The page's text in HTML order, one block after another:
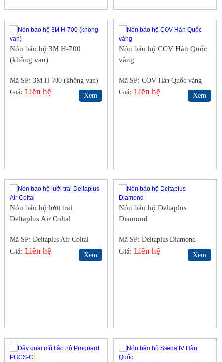
Nón bảo hộ 3M H-700
(không van)
Mã SP: 3M H-700 (không van)
Giá:Liên hệ Xem
Nón bảo hộ COV Hàn Quốc
vàng
Mã SP: COV Hàn Quốc vàng
Giá:Liên hệ Xem
Nón bảo hộ lưỡi trai
Deltaplus Air Coltal
Mã SP: Deltaplus Air Coltal
Giá:Liên hệ Xem
Nón bảo hộ Deltaplus
Diamond
Mã SP: Deltaplus Diamond
Giá:Liên hệ Xem